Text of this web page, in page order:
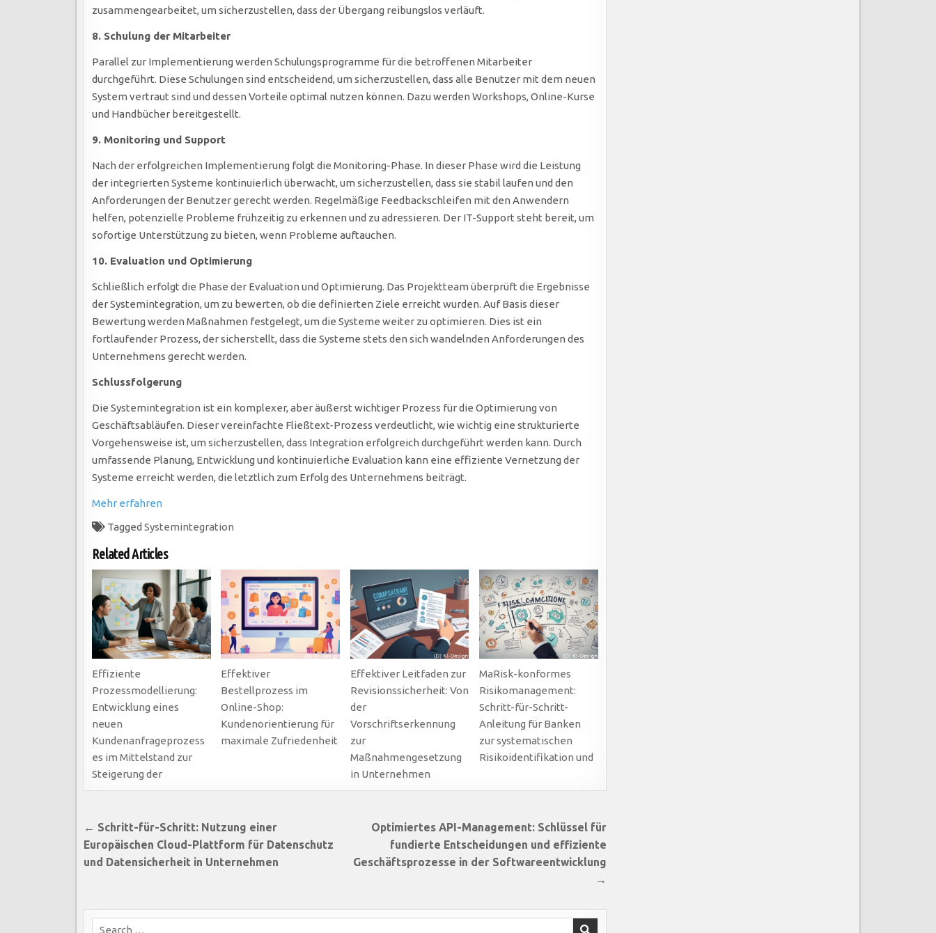
zusammengearbeitet, um sicherzustellen, dass der Übergang reibungslos verläuft.
8. Schulung der Mitarbeiter
Parallel zur Implementierung werden Schulungsprogramme für die betroffenen Mitarbeiter
durchgeführt. Diese Schulungen sind entscheidend, um sicherzustellen, dass alle Benutzer mit dem neuen
System vertraut sind und dessen Vorteile optimal nutzen können. Dazu werden Workshops, Online-Kurse
und Handbücher bereitgestellt.
9. Monitoring und Support
Nach der erfolgreichen Implementierung folgt die Monitoring-Phase. In dieser Phase wird die Leistung
der integrierten Systeme kontinuierlich überwacht, um sicherzustellen, dass sie stabil laufen und den
Anforderungen der Benutzer gerecht werden. Regelmäßige Feedbackschleifen mit den Anwendern
helfen, potenzielle Probleme frühzeitig zu erkennen und zu adressieren. Der IT-Support steht bereit, um
sofortige Unterstützung zu bieten, wenn Probleme auftauchen.
10. Evaluation und Optimierung
Schließlich erfolgt die Phase der Evaluation und Optimierung. Das Projektteam überprüft die Ergebnisse
der Systemintegration, um zu bewerten, ob die definierten Ziele erreicht wurden. Auf Basis dieser
Bewertung werden Maßnahmen festgelegt, um die Systeme weiter zu optimieren. Dies ist ein
fortlaufender Prozess, der sicherstellt, dass die Systeme stets den sich wandelnden Anforderungen des
Unternehmens gerecht werden.
Schlussfolgerung
Die Systemintegration ist ein komplexer, aber äußerst wichtiger Prozess für die Optimierung von
Geschäftsabläufen. Dieser vereinfachte Fließtext-Prozess verdeutlicht, wie wichtig eine strukturierte
Vorgehensweise ist, um sicherzustellen, dass Integration erfolgreich durchgeführt werden kann. Durch
umfassende Planung, Entwicklung und kontinuierliche Evaluation kann eine effiziente Vernetzung der
Systeme erreicht werden, die letztlich zum Erfolg des Unternehmens beiträgt.
Mehr erfahren
Tagged Systemintegration
Related Articles
Effiziente
Prozessmodellierung:
Entwicklung eines
neuen
Kundenanfrageprozess
es im Mittelstand zur
Steigerung der
Effektiver
Bestellprozess im
Online-Shop:
Kundenorientierung für
maximale Zufriedenheit
Effektiver Leitfaden zur
Revisionssicherheit: Von
der
Vorschriftserkennung
zur
Maßnahmengesetzung
in Unternehmen
MaRisk-konformes
Risikomanagement:
Schritt-für-Schritt-
Anleitung für Banken
zur systematischen
Risikoidentifikation und
Beitragsnavigation
Optimiertes API-Management: Schlüssel für
fundierte Entscheidungen und effiziente
Geschäftsprozesse in der Softwareentwicklung
→
← Schritt-für-Schritt: Nutzung einer
Europäischen Cloud-Plattform für Datenschutz
und Datensicherheit in Unternehmen
Search